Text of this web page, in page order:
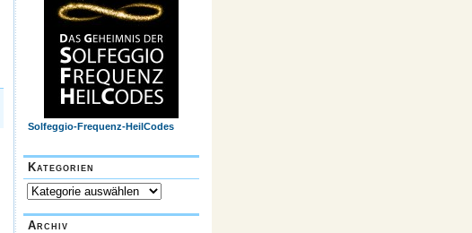
Solfeggio-Frequenz-HeilCodes
Kategorien
Kategorien
Archiv